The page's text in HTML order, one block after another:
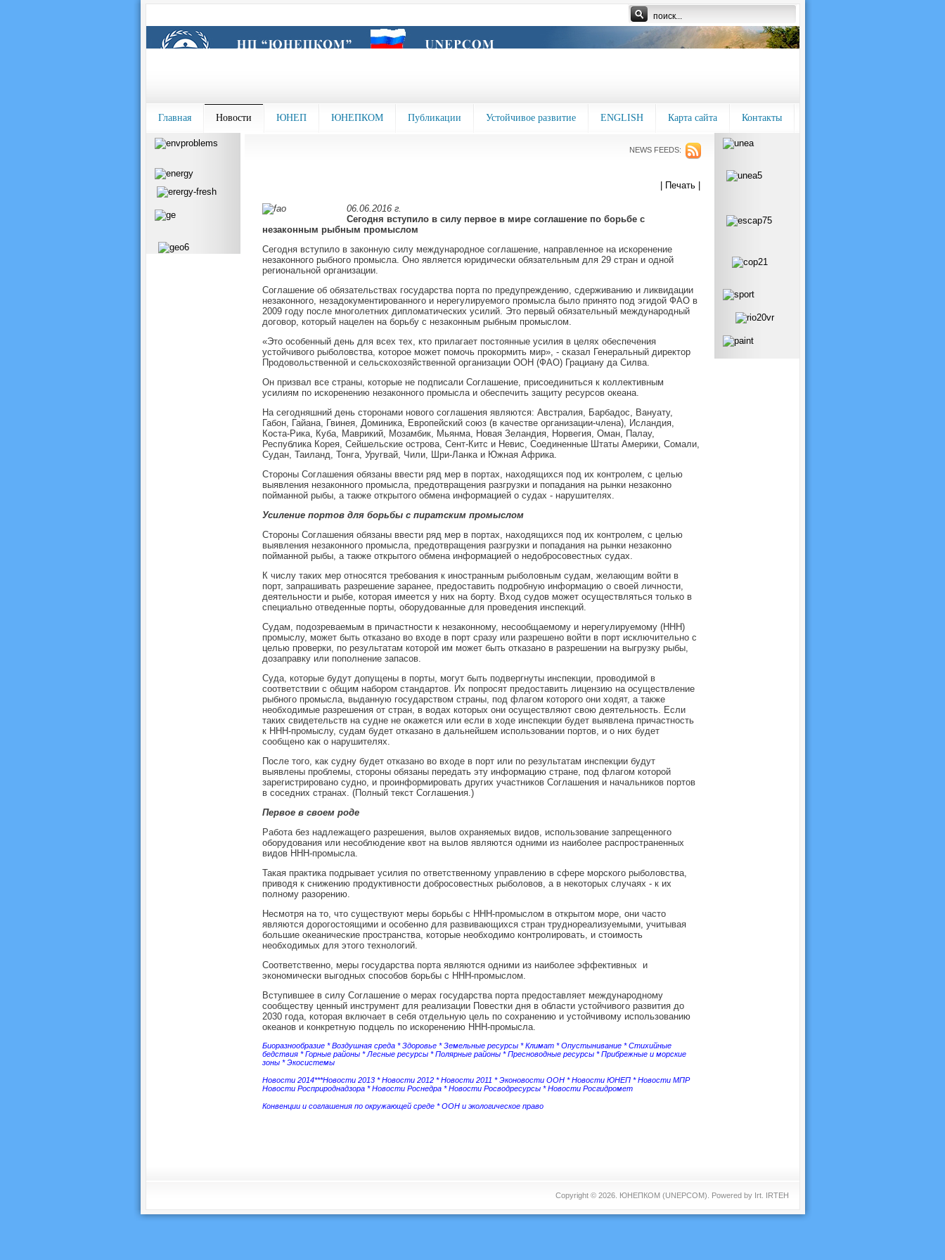
Главная Новости ЮНЕП ЮНЕПКОМ Публикации Устойчивое развитие ENGLISH Карта сайта Контакты
NEWS FEEDS:
| Печать |
06.06.2016 г.
Сегодня вступило в силу первое в мире соглашение по борьбе с
незаконным рыбным промыслом
Сегодня вступило в законную силу международное соглашение, направленное на искоренение
незаконного рыбного промысла. Оно является юридически обязательным для 29 стран и одной
региональной организации.
Соглашение об обязательствах государства порта по предупреждению, сдерживанию и ликвидации
незаконного, незадокументированного и нерегулируемого промысла было принято под эгидой ФАО в
2009 году после многолетних дипломатических усилий. Это первый обязательный международный
договор, который нацелен на борьбу с незаконным рыбным промыслом.
«Это особенный день для всех тех, кто прилагает постоянные усилия в целях обеспечения
устойчивого рыболовства, которое может помочь прокормить мир», - сказал Генеральный директор
Продовольственной и сельскохозяйственной организации ООН (ФАО) Грациану да Силва.
Он призвал все страны, которые не подписали Соглашение, присоединиться к коллективным
усилиям по искоренению незаконного промысла и обеспечить защиту ресурсов океана.
На сегодняшний день сторонами нового соглашения являются: Австралия, Барбадос, Вануату,
Габон, Гайана, Гвинея, Доминика, Европейский союз (в качестве организации-члена), Исландия,
Коста-Рика, Куба, Маврикий, Мозамбик, Мьянма, Новая Зеландия, Норвегия, Оман, Палау,
Республика Корея, Сейшельские острова, Сент-Китс и Невис, Соединенные Штаты Америки, Сомали,
Судан, Таиланд, Тонга, Уругвай, Чили, Шри-Ланка и Южная Африка.
Стороны Соглашения обязаны ввести ряд мер в портах, находящихся под их контролем, с целью
выявления незаконного промысла, предотвращения разгрузки и попадания на рынки незаконно
пойманной рыбы, а также открытого обмена информацией о судах - нарушителях.
Усиление портов для борьбы с пиратским промыслом
Стороны Соглашения обязаны ввести ряд мер в портах, находящихся под их контролем, с целью
выявления незаконного промысла, предотвращения разгрузки и попадания на рынки незаконно
пойманной рыбы, а также открытого обмена информацией о недобросовестных судах.
К числу таких мер относятся требования к иностранным рыболовным судам, желающим войти в
порт, запрашивать разрешение заранее, предоставить подробную информацию о своей личности,
деятельности и рыбе, которая имеется у них на борту. Вход судов может осуществляться только в
специально отведенные порты, оборудованные для проведения инспекций.
Судам, подозреваемым в причастности к незаконному, несообщаемому и нерегулируемому (ННН)
промыслу, может быть отказано во входе в порт сразу или разрешено войти в порт исключительно с
целью проверки, по результатам которой им может быть отказано в разрешении на выгрузку рыбы,
дозаправку или пополнение запасов.
Суда, которые будут допущены в порты, могут быть подвергнуты инспекции, проводимой в
соответствии с общим набором стандартов. Их попросят предоставить лицензию на осуществление
рыбного промысла, выданную государством страны, под флагом которого они ходят, а также
необходимые разрешения от стран, в водах которых они осуществляют свою деятельность. Если
таких свидетельств на судне не окажется или если в ходе инспекции будет выявлена причастность
к ННН-промыслу, судам будет отказано в дальнейшем использовании портов, и о них будет
сообщено как о нарушителях.
После того, как судну будет отказано во входе в порт или по результатам инспекции будут
выявлены проблемы, стороны обязаны передать эту информацию стране, под флагом которой
зарегистрировано судно, и проинформировать других участников Соглашения и начальников портов
в соседних странах. (Полный текст Соглашения.)
Первое в своем роде
Работа без надлежащего разрешения, вылов охраняемых видов, использование запрещенного
оборудования или несоблюдение квот на вылов являются одними из наиболее распространенных
видов ННН-промысла.
Такая практика подрывает усилия по ответственному управлению в сфере морского рыболовства,
приводя к снижению продуктивности добросовестных рыболовов, а в некоторых случаях - к их
полному разорению.
Несмотря на то, что существуют меры борьбы с ННН-промыслом в открытом море, они часто
являются дорогостоящими и особенно для развивающихся стран труднореализуемыми, учитывая
большие океанические пространства, которые необходимо контролировать, и стоимость
необходимых для этого технологий.
Соответственно, меры государства порта являются одними из наиболее эффективных и
экономически выгодных способов борьбы с ННН-промыслом.
Вступившее в силу Соглашение о мерах государства порта предоставляет международному
сообществу ценный инструмент для реализации Повестки дня в области устойчивого развития до
2030 года, которая включает в себя отдельную цель по сохранению и устойчивому использованию
океанов и конкретную подцель по искоренению ННН-промысла.
Биоразнообразие *Воздушная среда *Здоровье *Земельные ресурсы *Климат *Опустынивание *Стихийные
бедствия *Горные районы *Лесные ресурсы *Полярные районы *Пресноводные ресурсы *Прибрежные и морские
зоны *Экосистемы
Новости 2014***Новости 2013*Новости 2012*Новости 2011 *Эконовости ООН*Новости ЮНЕП*Новости МПР
Новости Росприроднадзора*Новости Роснедра*Новости Росводресурсы*Новости Росгидромет
Конвенции и соглашения по окружающей среде*ООН и экологическое право
Copyright © 2026. ЮНЕПКОМ (UNEPCOM). Powered by Irt. IRTEH